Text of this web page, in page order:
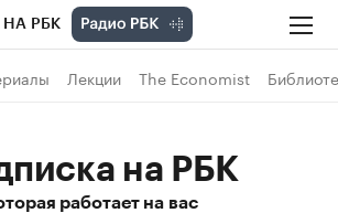
НА РБК
Лекции The Economist
на РБК
работает на вас